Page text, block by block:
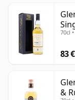
70cl
83 €
&